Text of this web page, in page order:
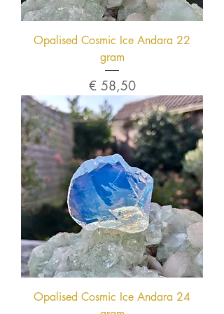
Opalised Cosmic Ice Andara 22
gram
Prijs
€ 58,50
Opalised Cosmic Ice Andara 24